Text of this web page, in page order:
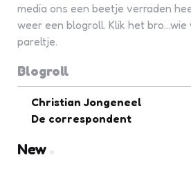
media ons een beetje verraden
weer een blogroll. Klik het
pareltje.
Blogroll
Christian Jongeneel
De correspondent
New